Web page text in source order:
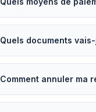
Quels documents
Comment annuler ma